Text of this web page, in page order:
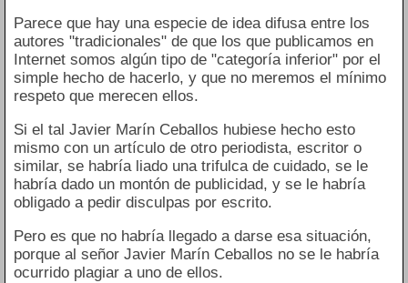
Parece que hay una especie de idea difusa entre los
autores "tradicionales" de que los que publicamos en
Internet somos algún tipo de "categoría inferior" por el
simple hecho de hacerlo, y que no meremos el mínimo
respeto que merecen ellos.
Si el tal Javier Marín Ceballos hubiese hecho esto
mismo con un artículo de otro periodista, escritor o
similar, se habría liado una trifulca de cuidado, se le
habría dado un montón de publicidad, y se le habría
obligado a pedir disculpas por escrito.
Pero es que no habría llegado a darse esa situación,
porque al señor Javier Marín Ceballos no se le habría
ocurrido plagiar a uno de ellos.